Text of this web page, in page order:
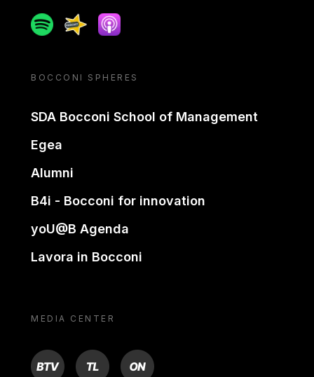
SpotifySpreakerApple podcast
BOCCONI SPHERES
SDA Bocconi School of Management
Egea
Alumni
B4i - Bocconi for innovation
yoU@B Agenda
Lavora in Bocconi
MEDIA CENTER
BTV TL ON